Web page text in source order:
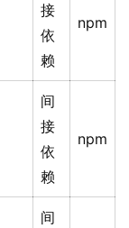
接
依
赖
npm
间
接
依
赖
npm
间